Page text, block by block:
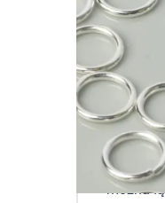
•
• Kolor:
• Rozmiar:
Dlaczego
-
- pomaga
- można